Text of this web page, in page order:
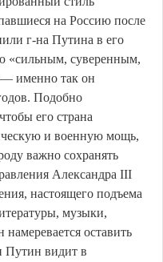
на Россию после
г-на Путина в его
«сильным, суверенным,
— именно так он
Подобно
его страна
и военную мощь,
важно сохранять
Александра III
настоящего подъема
музыки,
оставить
Путин видит в